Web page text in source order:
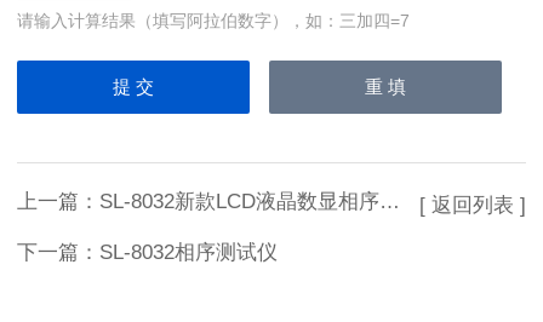
请输入计算结果（填写阿拉伯数字），如：三加四=7
上一篇： SL-8032新款LCD液晶数显相序测试仪
下一篇： SL-8032相序测试仪
[ 返回列表 ]